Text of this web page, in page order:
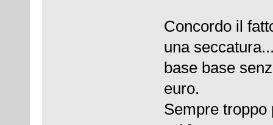
Concordo il
una
base base
euro.
Sempre